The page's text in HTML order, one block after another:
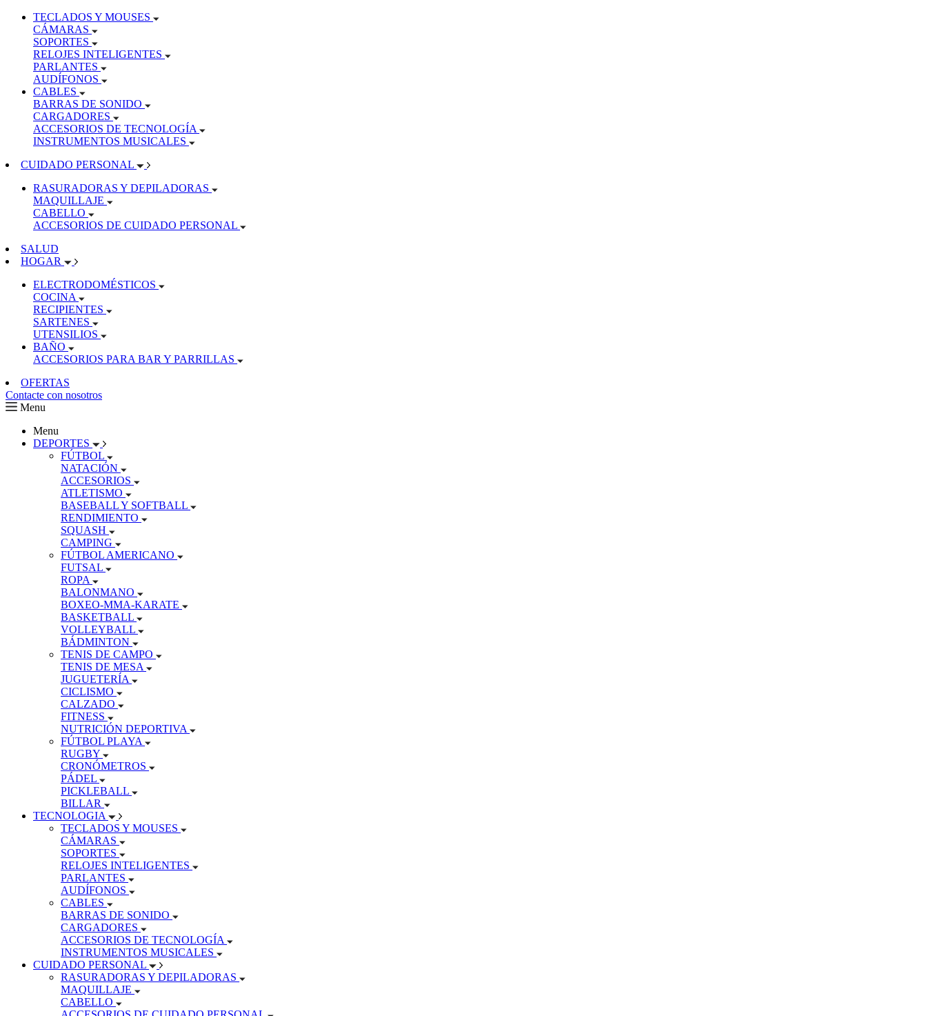
TECLADOS Y MOUSES
CÁMARAS
SOPORTES
RELOJES INTELIGENTES
PARLANTES
AUDÍFONOS
CABLES
BARRAS DE SONIDO
CARGADORES
ACCESORIOS DE TECNOLOGÍA
INSTRUMENTOS MUSICALES
CUIDADO PERSONAL
RASURADORAS Y DEPILADORAS
MAQUILLAJE
CABELLO
ACCESORIOS DE CUIDADO PERSONAL
SALUD
HOGAR
ELECTRODOMÉSTICOS
COCINA
RECIPIENTES
SARTENES
UTENSILIOS
BAÑO
ACCESORIOS PARA BAR Y PARRILLAS
OFERTAS
Contacte con nosotros
Menu
Menu
DEPORTES
FÚTBOL
NATACIÓN
ACCESORIOS
ATLETISMO
BASEBALL Y SOFTBALL
RENDIMIENTO
SQUASH
CAMPING
FÚTBOL AMERICANO
FUTSAL
ROPA
BALONMANO
BOXEO-MMA-KARATE
BASKETBALL
VOLLEYBALL
BÁDMINTON
TENIS DE CAMPO
TENIS DE MESA
JUGUETERÍA
CICLISMO
CALZADO
FITNESS
NUTRICIÓN DEPORTIVA
FÚTBOL PLAYA
RUGBY
CRONÓMETROS
PÁDEL
PICKLEBALL
BILLAR
TECNOLOGIA
TECLADOS Y MOUSES
CÁMARAS
SOPORTES
RELOJES INTELIGENTES
PARLANTES
AUDÍFONOS
CABLES
BARRAS DE SONIDO
CARGADORES
ACCESORIOS DE TECNOLOGÍA
INSTRUMENTOS MUSICALES
CUIDADO PERSONAL
RASURADORAS Y DEPILADORAS
MAQUILLAJE
CABELLO